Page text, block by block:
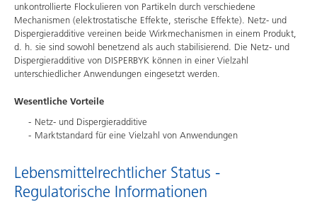
unkontrollierte Flockulieren von Partikeln durch verschiedene
Mechanismen (elektrostatische Effekte, sterische Effekte). Netz- und
Dispergieradditive vereinen beide Wirkmechanismen in einem Produkt,
d. h. sie sind sowohl benetzend als auch stabilisierend. Die Netz- und
Dispergieradditive von DISPERBYK können in einer Vielzahl
unterschiedlicher Anwendungen eingesetzt werden.
Wesentliche Vorteile
Netz- und Dispergieradditive
Marktstandard für eine Vielzahl von Anwendungen
Lebensmittelrechtlicher Status -
Regulatorische Informationen